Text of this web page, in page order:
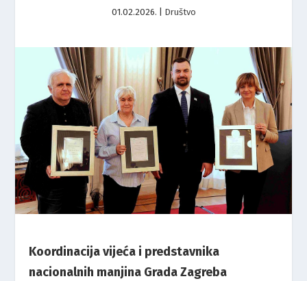
01.02.2026. Društvo
Koordinacija vijeća i predstavnika
nacionalnih manjina Grada Zagreba